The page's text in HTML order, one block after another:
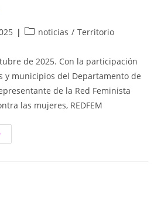
noticias / Territorio
de 2025. Con la participación
y municipios del Departamento de
de la Red Feminista
las mujeres, REDFEM